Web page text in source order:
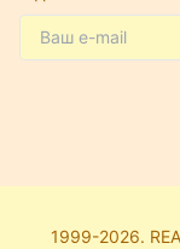
1999-2026.